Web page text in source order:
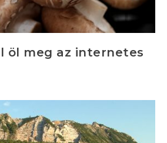
öl meg az internetes